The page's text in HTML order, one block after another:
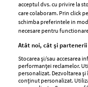
Abonamente
GSP
Unica
Baby
acceptul dvs. cu privire la
care colaboram. Prin click pe
schimba preferintele in
necesare pentru
Atât noi, cât și
Stocarea și/sau accesarea
performanței reclamelor.
personalizat. Dezvoltarea
conținut personalizat.